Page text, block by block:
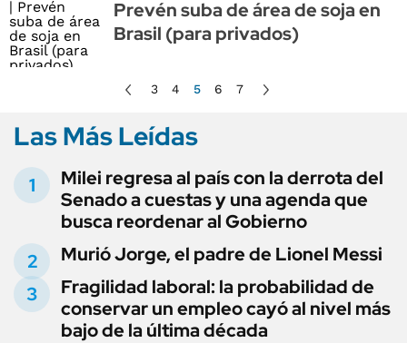
Prevén suba de área de soja en
Brasil (para privados)
3 4 5 6 7
Las Más Leídas
Milei regresa al país con la derrota del
Senado a cuestas y una agenda que
busca reordenar al Gobierno
Murió Jorge, el padre de Lionel Messi
Fragilidad laboral: la probabilidad de
conservar un empleo cayó al nivel más
bajo de la última década